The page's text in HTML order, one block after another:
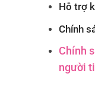
Hỗ trợ
Chính
Chính
người